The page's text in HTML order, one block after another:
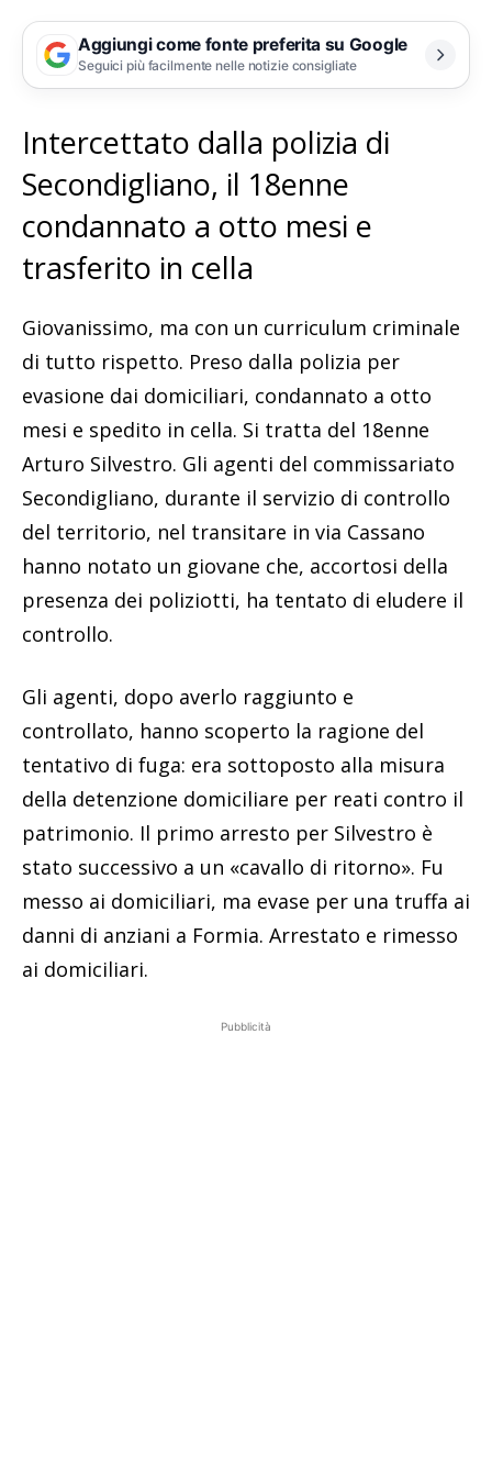
Aggiungi come fonte preferita su Google
Seguici più facilmente nelle notizie consigliate
Intercettato dalla polizia di
Secondigliano, il 18enne
condannato a otto mesi e
trasferito in cella
Giovanissimo, ma con un curriculum criminale
di tutto rispetto. Preso dalla polizia per
evasione dai domiciliari, condannato a otto
mesi e spedito in cella. Si tratta del 18enne
Arturo Silvestro. Gli agenti del commissariato
Secondigliano, durante il servizio di controllo
del territorio, nel transitare in via Cassano
hanno notato un giovane che, accortosi della
presenza dei poliziotti, ha tentato di eludere il
controllo.
Gli agenti, dopo averlo raggiunto e
controllato, hanno scoperto la ragione del
tentativo di fuga: era sottoposto alla misura
della detenzione domiciliare per reati contro il
patrimonio. Il primo arresto per Silvestro è
stato successivo a un «cavallo di ritorno». Fu
messo ai domiciliari, ma evase per una truffa ai
danni di anziani a Formia. Arrestato e rimesso
ai domiciliari.
Pubblicità